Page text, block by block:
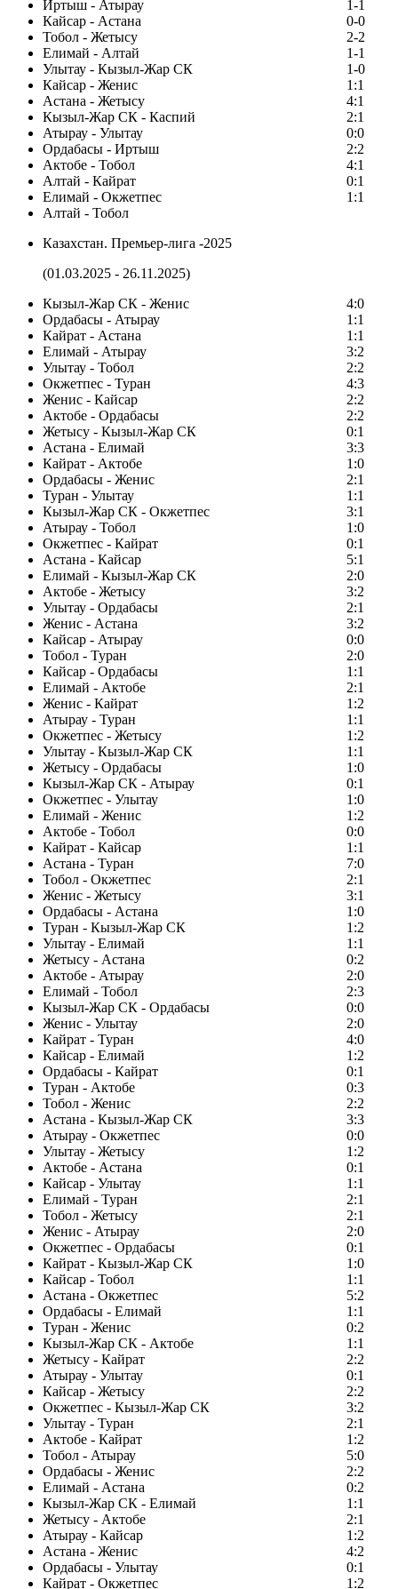
Иртыш - Атырау
1-1
Кайсар - Астана
0-0
Тобол - Жетысу
2-2
Елимай - Алтай
1-1
Улытау - Кызыл-Жар СК
1-0
Кайсар - Женис
1:1
Астана - Жетысу
4:1
Кызыл-Жар СК - Каспий
2:1
Атырау - Улытау
0:0
Ордабасы - Иртыш
2:2
Актобе - Тобол
4:1
Алтай - Кайрат
0:1
Елимай - Окжетпес
1:1
Алтай - Тобол
Казахстан. Премьер-лига -2025
(01.03.2025 - 26.11.2025)
Кызыл-Жар СК - Женис
4:0
Ордабасы - Атырау
1:1
Кайрат - Астана
1:1
Елимай - Атырау
3:2
Улытау - Тобол
2:2
Окжетпес - Туран
4:3
Женис - Кайсар
2:2
Актобе - Ордабасы
2:2
Жетысу - Кызыл-Жар СК
0:1
Астана - Елимай
3:3
Кайрат - Актобе
1:0
Ордабасы - Женис
2:1
Туран - Улытау
1:1
Кызыл-Жар СК - Окжетпес
3:1
Атырау - Тобол
1:0
Окжетпес - Кайрат
0:1
Астана - Кайсар
5:1
Елимай - Кызыл-Жар СК
2:0
Актобе - Жетысу
3:2
Улытау - Ордабасы
2:1
Женис - Астана
3:2
Кайсар - Атырау
0:0
Тобол - Туран
2:0
Кайсар - Ордабасы
1:1
Елимай - Актобе
2:1
Женис - Кайрат
1:2
Атырау - Туран
1:1
Окжетпес - Жетысу
1:2
Улытау - Кызыл-Жар СК
1:1
Жетысу - Ордабасы
1:0
Кызыл-Жар СК - Атырау
0:1
Окжетпес - Улытау
1:0
Елимай - Женис
1:2
Актобе - Тобол
0:0
Кайрат - Кайсар
1:1
Астана - Туран
7:0
Тобол - Окжетпес
2:1
Женис - Жетысу
3:1
Ордабасы - Астана
1:0
Туран - Кызыл-Жар СК
1:2
Улытау - Елимай
1:1
Жетысу - Астана
0:2
Актобе - Атырау
2:0
Елимай - Тобол
2:3
Кызыл-Жар СК - Ордабасы
0:0
Женис - Улытау
2:0
Кайрат - Туран
4:0
Кайсар - Елимай
1:2
Ордабасы - Кайрат
0:1
Туран - Актобе
0:3
Тобол - Женис
2:2
Астана - Кызыл-Жар СК
3:3
Атырау - Окжетпес
0:0
Улытау - Жетысу
1:2
Актобе - Астана
0:1
Кайсар - Улытау
1:1
Елимай - Туран
2:1
Тобол - Жетысу
2:1
Женис - Атырау
2:0
Окжетпес - Ордабасы
0:1
Кайрат - Кызыл-Жар СК
1:0
Кайсар - Тобол
1:1
Астана - Окжетпес
5:2
Ордабасы - Елимай
1:1
Туран - Женис
0:2
Кызыл-Жар СК - Актобе
1:1
Жетысу - Кайрат
2:2
Атырау - Улытау
0:1
Кайсар - Жетысу
2:2
Окжетпес - Кызыл-Жар СК
3:2
Улытау - Туран
2:1
Актобе - Кайрат
1:2
Тобол - Атырау
5:0
Ордабасы - Женис
2:2
Елимай - Астана
0:2
Кызыл-Жар СК - Елимай
1:1
Жетысу - Актобе
2:1
Атырау - Кайсар
1:2
Астана - Женис
4:2
Ордабасы - Улытау
0:1
Кайрат - Окжетпес
1:2